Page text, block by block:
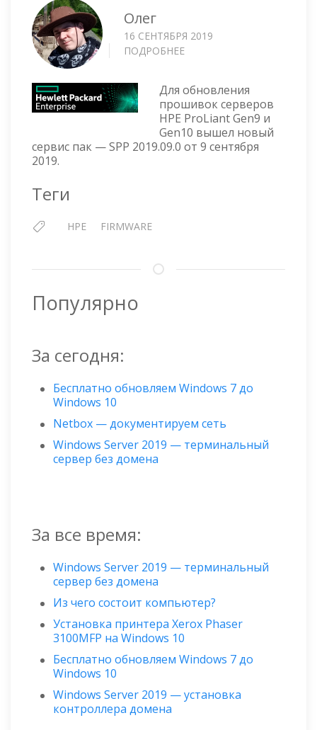
Олег
16 СЕНТЯБРЯ 2019
ПОДРОБНЕЕ
PACK
FOR
PROLIANT
—
VERSION
Для обновления
прошивок серверов
HPE ProLiant Gen9 и
Gen10 вышел новый
сервис пак — SPP 2019.09.0 от 9 сентября
2019.
Теги
HPE FIRMWARE
Популярно
За сегодня:
Бесплатно обновляем Windows 7 до
Windows 10
Netbox — документируем сеть
Windows Server 2019 — терминальный
сервер без домена
За все время:
Windows Server 2019 — терминальный
сервер без домена
Из чего состоит компьютер?
Установка принтера Xerox Phaser
3100MFP на Windows 10
Бесплатно обновляем Windows 7 до
Windows 10
Windows Server 2019 — установка
контроллера домена